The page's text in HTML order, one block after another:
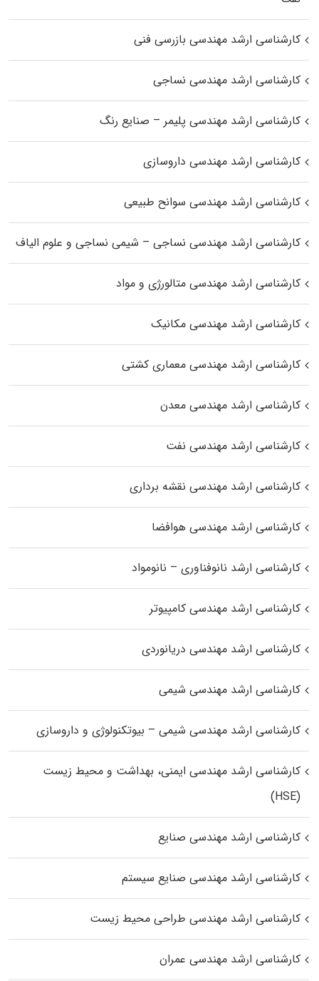
کارشناسی ارشد مهندسی بازرسی فنی
کارشناسی ارشد مهندسی نساجی
کارشناسی ارشد مهندسی پلیمر – صنایع رنگ
کارشناسی ارشد مهندسی داروسازی
کارشناسی ارشد مهندسی سوانح طبیعی
کارشناسی ارشد مهندسی نساجی – شیمی نساجی و علوم الیاف
کارشناسی ارشد مهندسی متالورژی و مواد
کارشناسی ارشد مهندسی مکانیک
کارشناسی ارشد مهندسی معماری کشتی
کارشناسی ارشد مهندسی معدن
کارشناسی ارشد مهندسی نفت
کارشناسی ارشد مهندسی نقشه برداری
کارشناسی ارشد مهندسی هوافضا
کارشناسی ارشد نانوفناوری – نانومواد
کارشناسی ارشد مهندسی کامپیوتر
کارشناسی ارشد مهندسی دریانوردی
کارشناسی ارشد مهندسی شیمی
کارشناسی ارشد مهندسی شیمی – بیوتکنولوژی و داروسازی
کارشناسی ارشد مهندسی ایمنی، بهداشت و محیط زیست
(HSE)
کارشناسی ارشد مهندسی صنایع
کارشناسی ارشد مهندسی صنایع سیستم
کارشناسی ارشد مهندسی طراحی محیط زیست
کارشناسی ارشد مهندسی عمران